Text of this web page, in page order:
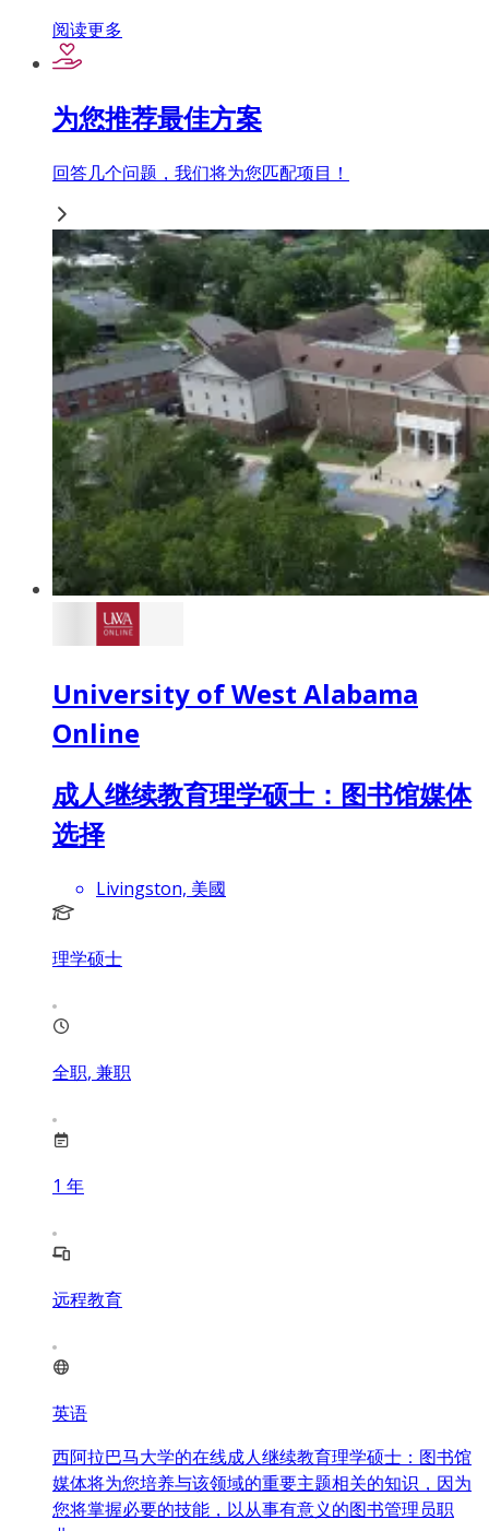
阅读更多
为您推荐最佳方案
回答几个问题，我们将为您匹配项目！
University of West Alabama
Online
成人继续教育理学硕士：图书馆媒体
选择
Livingston, 美國
理学硕士
全职, 兼职
1 年
远程教育
英语
西阿拉巴马大学的在线成人继续教育理学硕士：图书馆
媒体将为您培养与该领域的重要主题相关的知识，因为
您将掌握必要的技能，以从事有意义的图书管理员职